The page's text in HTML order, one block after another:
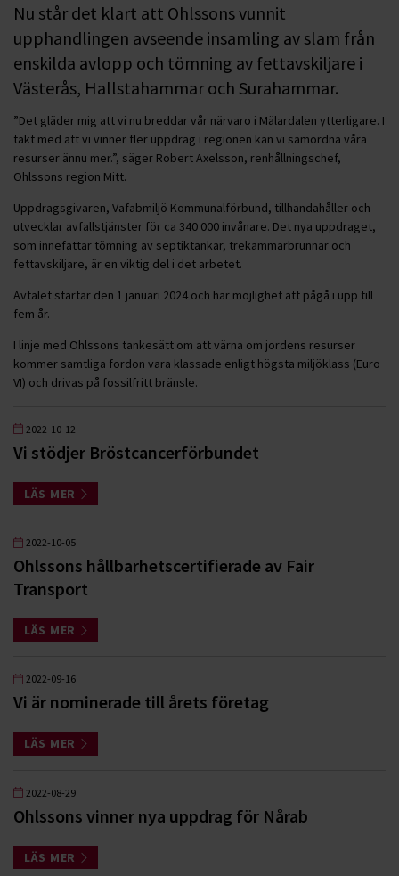
Nu står det klart att Ohlssons vunnit
upphandlingen avseende insamling av slam från
enskilda avlopp och tömning av fettavskiljare i
Västerås, Hallstahammar och Surahammar.
”Det gläder mig att vi nu breddar vår närvaro i Mälardalen ytterligare. I
takt med att vi vinner fler uppdrag i regionen kan vi samordna våra
resurser ännu mer.”, säger Robert Axelsson, renhållningschef,
Ohlssons region Mitt.
Uppdragsgivaren, Vafabmiljö Kommunalförbund, tillhandahåller och
utvecklar avfallstjänster för ca 340 000 invånare. Det nya uppdraget,
som innefattar tömning av septiktankar, trekammarbrunnar och
fettavskiljare, är en viktig del i det arbetet.
Avtalet startar den 1 januari 2024 och har möjlighet att pågå i upp till
fem år.
I linje med Ohlssons tankesätt om att värna om jordens resurser
kommer samtliga fordon vara klassade enligt högsta miljöklass (Euro
VI) och drivas på fossilfritt bränsle.
2022-10-12
Vi stödjer Bröstcancerförbundet
LÄS MER
2022-10-05
Ohlssons hållbarhetscertifierade av Fair
Transport
LÄS MER
2022-09-16
Vi är nominerade till årets företag
LÄS MER
2022-08-29
Ohlssons vinner nya uppdrag för Nårab
LÄS MER